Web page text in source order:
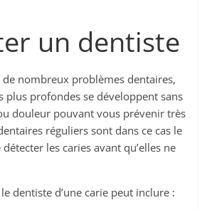
un dentiste
nombreux problèmes dentaires,
plus profondes se développent sans
douleur pouvant vous prévenir très
réguliers sont dans ce cas le
les caries avant qu’elles ne
dentiste d’une carie peut inclure :